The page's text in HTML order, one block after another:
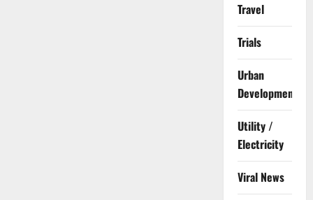
Travel
Trials
Urban
Development
Utility /
Electricity
Viral News